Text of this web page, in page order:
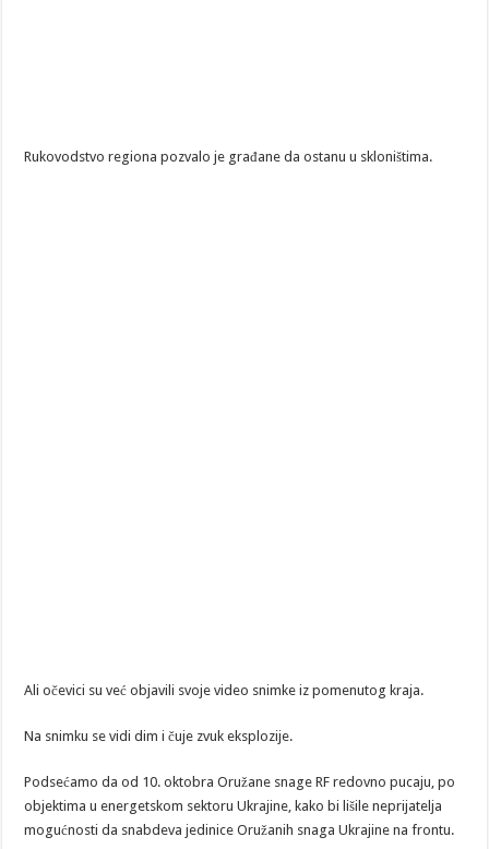
Rukovodstvo regiona pozvalo je građane da ostanu u skloništima.
Ali očevici su već objavili svoje video snimke iz pomenutog kraja.
Na snimku se vidi dim i čuje zvuk eksplozije.
Podsećamo da od 10. oktobra Oružane snage RF redovno pucaju, po
objektima u energetskom sektoru Ukrajine, kako bi lišile neprijatelja
mogućnosti da snabdeva jedinice Oružanih snaga Ukrajine na frontu.